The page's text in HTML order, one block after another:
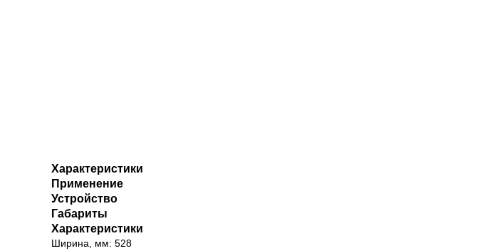
Характеристики
Применение
Устройство
Габариты
Характеристики
Ширина, мм: 528